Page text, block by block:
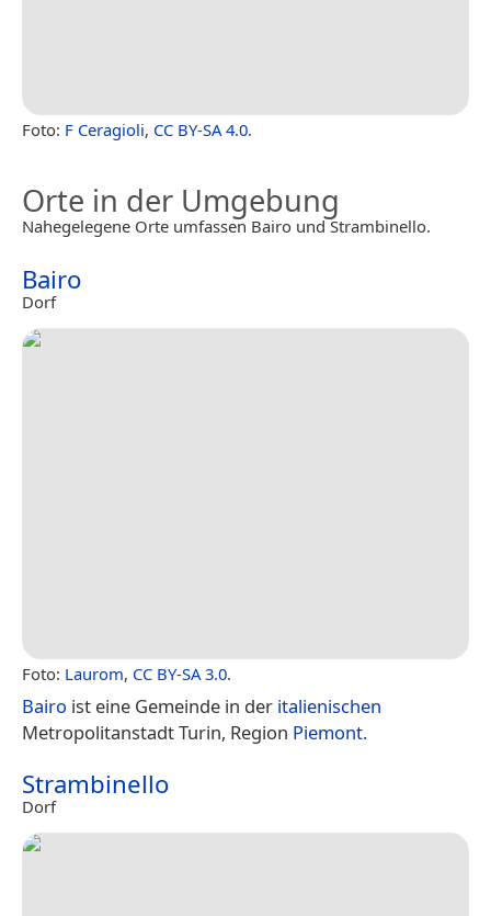
Foto: F Ceragioli, CC BY-SA 4.0.
Orte in der Umgebung
Nahegelegene Orte umfassen Bairo und Strambinello.
Bairo
Dorf
Foto: Laurom, CC BY-SA 3.0.
Bairo ist eine Gemeinde in der italienischen
Metropolitanstadt Turin, Region Piemont.
Strambinello
Dorf